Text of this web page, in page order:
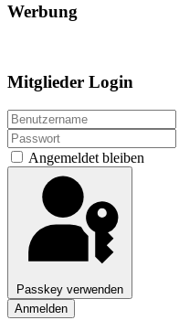
Werbung
Mitglieder Login
Angemeldet bleiben
Passkey verwenden
Anmelden